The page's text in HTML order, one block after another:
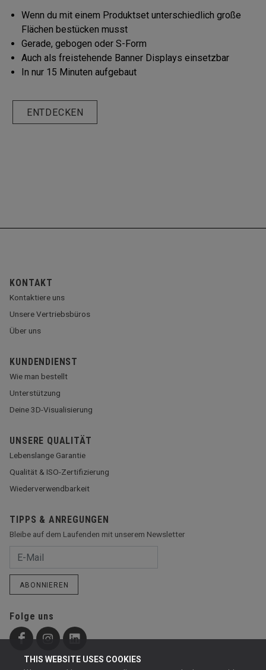
THIS WEBSITE USES COOKIES
Wenn du mit einem Produktset unterschiedlich große
Flächen bestücken musst
Gerade, gebogen oder S-Form
Auch als freistehende Banner Displays einsetzbar
In nur 15 Minuten aufgebaut
ENTDECKEN
KONTAKT
Kontaktiere uns
Unsere Vertriebsbüros
Über uns
KUNDENDIENST
Wie man bestellt
Unterstützung
Deine 3D-Visualisierung
UNSERE QUALITÄT
Lebenslange Garantie
Qualität & ISO-Zertifizierung
Wiederverwendbarkeit
TIPPS & ANREGUNGEN
Bleibe auf dem Laufenden mit unserem Newsletter
ABONNIEREN
Folge uns